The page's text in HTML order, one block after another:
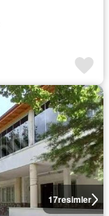
17resimler